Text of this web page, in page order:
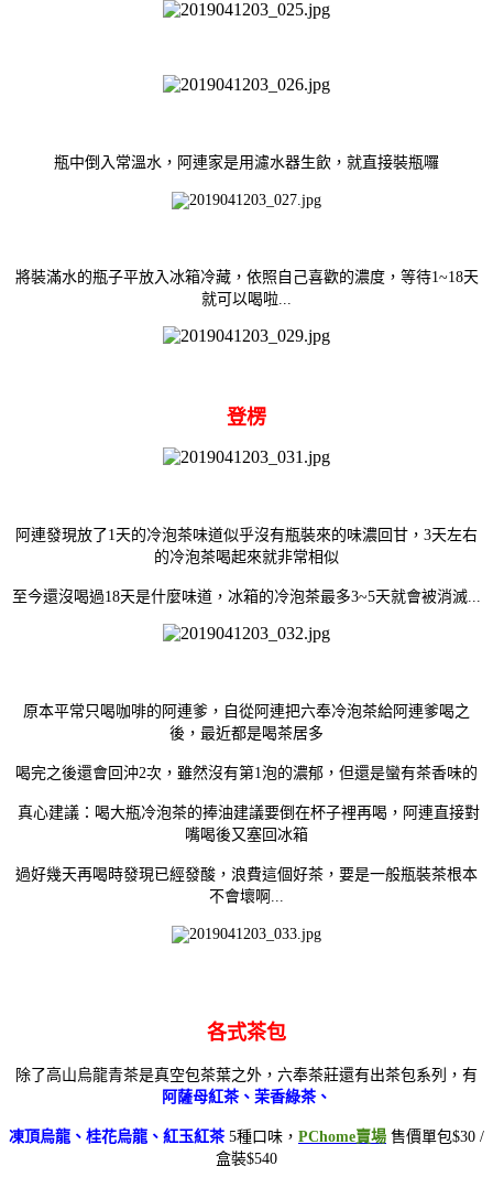
瓶中倒入常溫水，阿連家是用濾水器生飲，就直接裝瓶囉
將裝滿水的瓶子平放入冰箱冷藏，依照自己喜歡的濃度，等待1~18天
就可以喝啦...
登楞
阿連發現放了1天的冷泡茶味道似乎沒有瓶裝來的味濃回甘，3天左右
的冷泡茶喝起來就非常相似
至今還沒喝過18天是什麼味道，冰箱的冷泡茶最多3~5天就會被消滅...
原本平常只喝咖啡的阿連爹，自從阿連把六奉冷泡茶給阿連爹喝之
後，最近都是喝茶居多
喝完之後還會回沖2次，雖然沒有第1泡的濃郁，但還是蠻有茶香味的
真心建議：喝大瓶冷泡茶的捧油建議要倒在杯子裡再喝，阿連直接對
嘴喝後又塞回冰箱
過好幾天再喝時發現已經發酸，浪費這個好茶，要是一般瓶裝茶根本
不會壞啊...
各式茶包
除了高山烏龍青茶是真空包茶葉之外，六奉茶莊還有出茶包系列， 有
阿薩母紅茶、茉香綠茶、
凍頂烏龍、桂花烏龍、紅玉紅茶5種口味， PChome賣場 售價單包$30 /
盒裝$540